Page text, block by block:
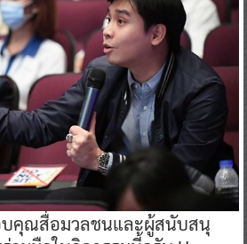
คุณสื่อมวลชนและผู้สนับสนุ